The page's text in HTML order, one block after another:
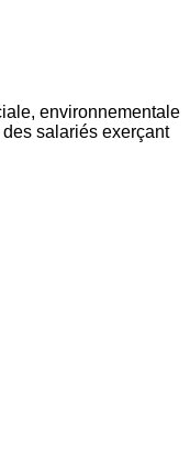
environnementale
salariés exerçant